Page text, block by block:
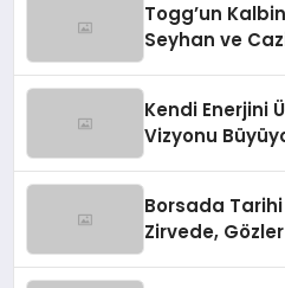
Togg’un
Seyhan ve
Kendi Enerjini
Vizyonu
Borsada Tarihi
Zirvede,